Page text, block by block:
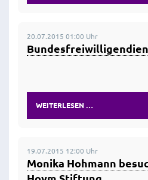
20.07.2015 01:00 Uhr
WEITERLESEN …
19.07.2015 12:00 Uhr
Monika Hohmann